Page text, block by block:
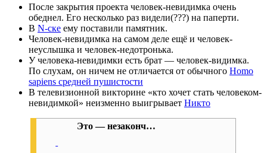
После закрытия проекта человек-невидимка очень
обеднел. Его несколько раз видели(???) на паперти.
В N-ске ему поставили памятник.
Человек-невидимка на самом деле ещё и человек-
неуслышка и человек-недотронька.
У человека-невидимки есть брат — человек-видимка.
По слухам, он ничем не отличается от обычного Homo
sapiens средней пушистости
В телевизионной викторине «кто хочет стать человеком-
невидимкой» неизменно выигрывает Никто
Это — незаконч…